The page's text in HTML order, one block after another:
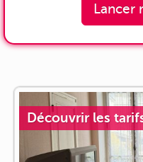
Lancer
Découvrir les